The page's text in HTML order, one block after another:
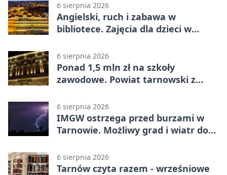
6 sierpnia 2026
Angielski, ruch i zabawa w
bibliotece. Zajęcia dla dzieci w
6 sierpnia 2026
Ponad 1,5 mln zł na szkoły
zawodowe. Powiat tarnowski z
6 sierpnia 2026
IMGW ostrzega przed burzami w
Tarnowie. Możliwy grad i wiatr do
6 sierpnia 2026
Tarnów czyta razem - wrześniowe